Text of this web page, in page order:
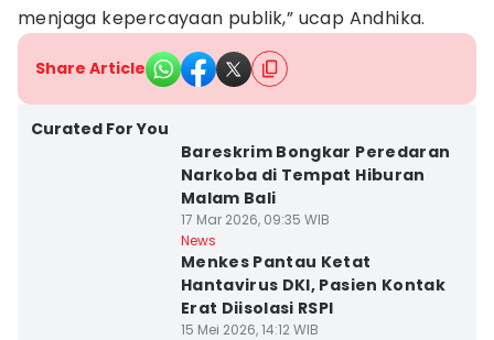
menjaga kepercayaan publik,” ucap Andhika.
Share Article
Curated For You
Bareskrim Bongkar Peredaran
Narkoba di Tempat Hiburan
Malam Bali
17 Mar 2026, 09:35 WIB
News
Menkes Pantau Ketat
Hantavirus DKI, Pasien Kontak
Erat Diisolasi RSPI
15 Mei 2026, 14:12 WIB